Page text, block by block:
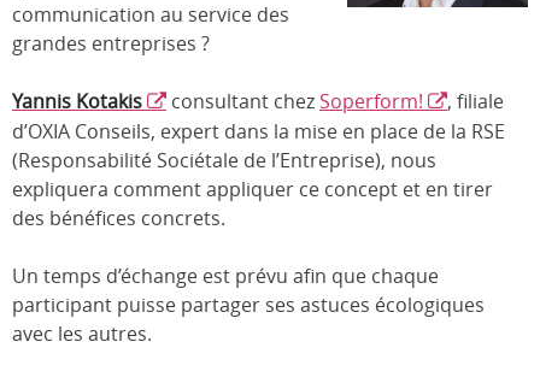
communication au service des
grandes entreprises ?
Yannis Kotakis consultant chez Soperform!
, filiale
d’OXIA Conseils, expert dans la mise en place de la RSE
(Responsabilité Sociétale de l’Entreprise), nous
expliquera comment appliquer ce concept et en tirer
des bénéfices concrets.
Un temps d’échange est prévu afin que chaque
participant puisse partager ses astuces écologiques
avec les autres.